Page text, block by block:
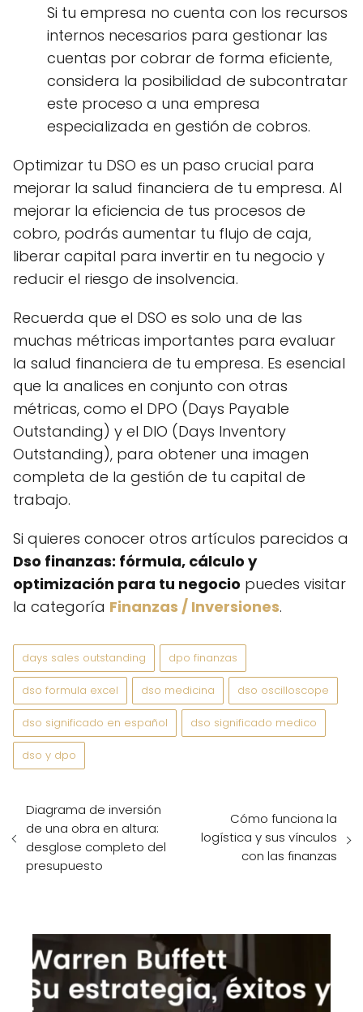
Si tu empresa no cuenta con los recursos
internos necesarios para gestionar las
cuentas por cobrar de forma eficiente,
considera la posibilidad de subcontratar
este proceso a una empresa
especializada en gestión de cobros.
Optimizar tu DSO es un paso crucial para
mejorar la salud financiera de tu empresa. Al
mejorar la eficiencia de tus procesos de
cobro, podrás aumentar tu flujo de caja,
liberar capital para invertir en tu negocio y
reducir el riesgo de insolvencia.
Recuerda que el DSO es solo una de las
muchas métricas importantes para evaluar
la salud financiera de tu empresa. Es esencial
que la analices en conjunto con otras
métricas, como el DPO (Days Payable
Outstanding) y el DIO (Days Inventory
Outstanding), para obtener una imagen
completa de la gestión de tu capital de
trabajo.
Si quieres conocer otros artículos parecidos a
Dso finanzas: fórmula, cálculo y
optimización para tu negocio puedes visitar
la categoría Finanzas / Inversiones.
days sales outstanding dpo finanzas
dso formula excel dso medicina dso oscilloscope
dso significado en español dso significado medico
dso y dpo
Diagrama de inversión
de una obra en altura:
desglose completo del
presupuesto
Cómo funciona la
logística y sus vínculos
con las finanzas